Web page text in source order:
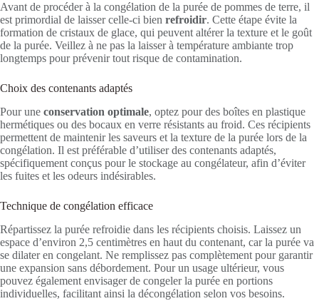
Avant de procéder à la congélation de la purée de pommes de terre, il
est primordial de laisser celle-ci bien refroidir. Cette étape évite la
formation de cristaux de glace, qui peuvent altérer la texture et le goût
de la purée. Veillez à ne pas la laisser à température ambiante trop
longtemps pour prévenir tout risque de contamination.
Choix des contenants adaptés
Pour une conservation optimale, optez pour des boîtes en plastique
hermétiques ou des bocaux en verre résistants au froid. Ces récipients
permettent de maintenir les saveurs et la texture de la purée lors de la
congélation. Il est préférable d’utiliser des contenants adaptés,
spécifiquement conçus pour le stockage au congélateur, afin d’éviter
les fuites et les odeurs indésirables.
Technique de congélation efficace
Répartissez la purée refroidie dans les récipients choisis. Laissez un
espace d’environ 2,5 centimètres en haut du contenant, car la purée va
se dilater en congelant. Ne remplissez pas complètement pour garantir
une expansion sans débordement. Pour un usage ultérieur, vous
pouvez également envisager de congeler la purée en portions
individuelles, facilitant ainsi la décongélation selon vos besoins.